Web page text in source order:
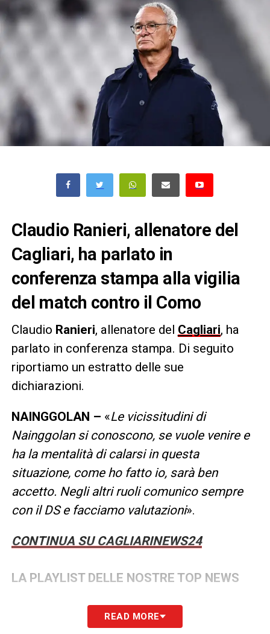
Claudio Ranieri, allenatore del
Cagliari, ha parlato in
conferenza stampa alla vigilia
del match contro il Como
Claudio Ranieri, allenatore del Cagliari, ha
parlato in conferenza stampa. Di seguito
riportiamo un estratto delle sue
dichiarazioni.
NAINGGOLAN – «Le vicissitudini di
Nainggolan si conoscono, se vuole venire e
ha la mentalità di calarsi in questa
situazione, come ho fatto io, sarà ben
accetto. Negli altri ruoli comunico sempre
con il DS e facciamo valutazioni».
CONTINUA SU CAGLIARINEWS24
LA PLAYLIST DELLE NOSTRE TOP NEWS
READ MORE